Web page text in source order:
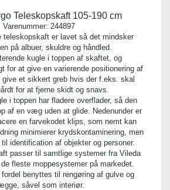
Teleskopskaft 105-190 cm
Varenummer: 244897
teleskopskaft er lavet så det mindsker
på albuer, skuldre og håndled.
kugle i toppen af skaftet, og
for at give en varierende positionering af
give et sikkert greb hvis der f.eks. skal
for at fjerne skidt og snavs.
i toppen har fladere overflader, så den
af en væg uden at glide. Nedenunder er
en farvekodet klips, som nemt kan
minimierer krydskontaminering, men
identification af objekter og personer.
passer til samtlige systemer fra Vileda
fleste moppesystemer på markedet.
benyttes til rengøring af gulve og
såvel som interiør.